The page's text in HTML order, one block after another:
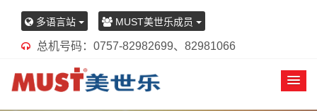
多语言站 MUST美世乐成员
总机号码：0757-82982699、82981066